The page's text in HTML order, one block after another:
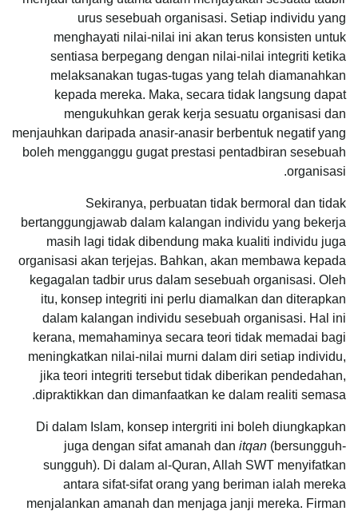
urus sesebuah organisasi. Setiap individu yang
menghayati nilai-nilai ini akan terus konsisten untuk
sentiasa berpegang dengan nilai-nilai integriti ketika
melaksanakan tugas-tugas yang telah diamanahkan
kepada mereka. Maka, secara tidak langsung dapat
mengukuhkan gerak kerja sesuatu organisasi dan
menjauhkan daripada anasir-anasir berbentuk negatif yang
boleh mengganggu gugat prestasi pentadbiran sesebuah
organisasi.
Sekiranya, perbuatan tidak bermoral dan tidak
bertanggungjawab dalam kalangan individu yang bekerja
masih lagi tidak dibendung maka kualiti individu juga
organisasi akan terjejas. Bahkan, akan membawa kepada
kegagalan tadbir urus dalam sesebuah organisasi. Oleh
itu, konsep integriti ini perlu diamalkan dan diterapkan
dalam kalangan individu sesebuah organisasi. Hal ini
kerana, memahaminya secara teori tidak memadai bagi
meningkatkan nilai-nilai murni dalam diri setiap individu,
jika teori integriti tersebut tidak diberikan pendedahan,
dipraktikkan dan dimanfaatkan ke dalam realiti semasa.
Di dalam Islam, konsep intergriti ini boleh diungkapkan
juga dengan sifat amanah dan itqan (bersungguh-
sungguh). Di dalam al-Quran, Allah SWT menyifatkan
antara sifat-sifat orang yang beriman ialah mereka
menjalankan amanah dan menjaga janji mereka. Firman